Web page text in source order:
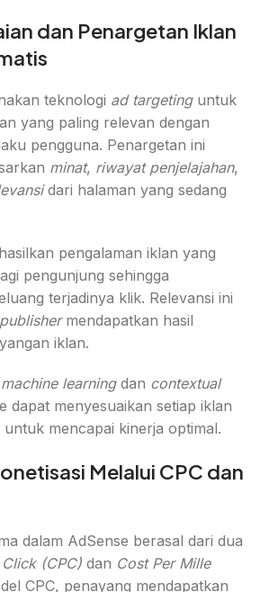
dan Penargetan Iklan
teknologi ad targetinguntuk
yang paling relevan dengan
pengguna. Penargetan ini
minat, riwayat penjelajahan,
dari halaman yang sedang
pengalaman iklan yang
pengunjung sehingga
terjadinya klik. Relevansi ini
publishermendapatkan hasil
iklan.
machine learningdan contextual
dapat menyesuaikan setiap iklan
mencapai kinerja optimal.
Melalui CPC dan
dalam AdSense berasal dari dua
(CPC) dan Cost Per Mille
CPC, penayang mendapatkan